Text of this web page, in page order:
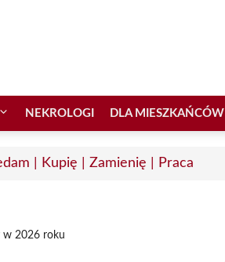
NEKROLOGI DLA MIESZKAŃCÓW
| Kupię | Zamienię | Praca
w 2026 roku